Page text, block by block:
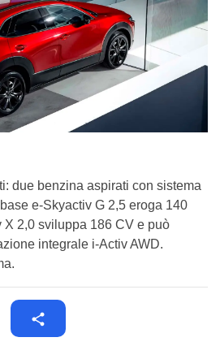
due benzina aspirati con sistema
e-Skyactiv G 2,5 eroga 140
X 2,0 sviluppa 186 CV e può
integrale i-Activ AWD.